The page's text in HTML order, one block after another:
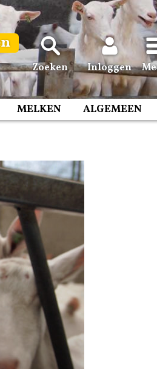
Zoeken Inloggen
MELKEN ALGEMEEN